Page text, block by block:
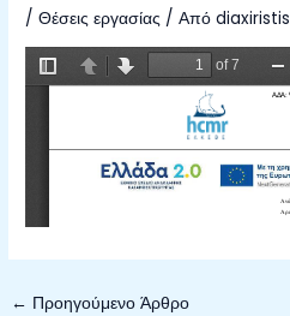
/Θέσεις εργασίας / Απόdiaxiristis
← Προηγούμενο Άρθρο